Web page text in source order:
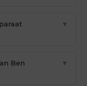
▼
Ben
▼